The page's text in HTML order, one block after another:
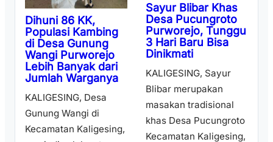
Dihuni 86 KK,
Populasi Kambing
di Desa Gunung
Wangi Purworejo
Lebih Banyak dari
Jumlah Warganya
KALIGESING, Desa
Gunung Wangi di
Kecamatan Kaligesing,
Sayur Blibar Khas
Desa Pucungroto
Purworejo, Tunggu
3 Hari Baru Bisa
Dinikmati
KALIGESING, Sayur
Blibar merupakan
masakan tradisional
khas Desa Pucungroto
Kecamatan Kaligesing,